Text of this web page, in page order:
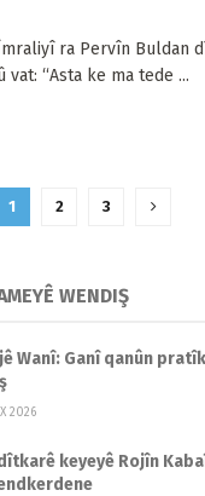
ra Pervîn Buldan
“Asta ke ma tede ...
1 2 3
WENDIŞ
Wanî: Ganî qanûn
2026
keyeyê Rojîn